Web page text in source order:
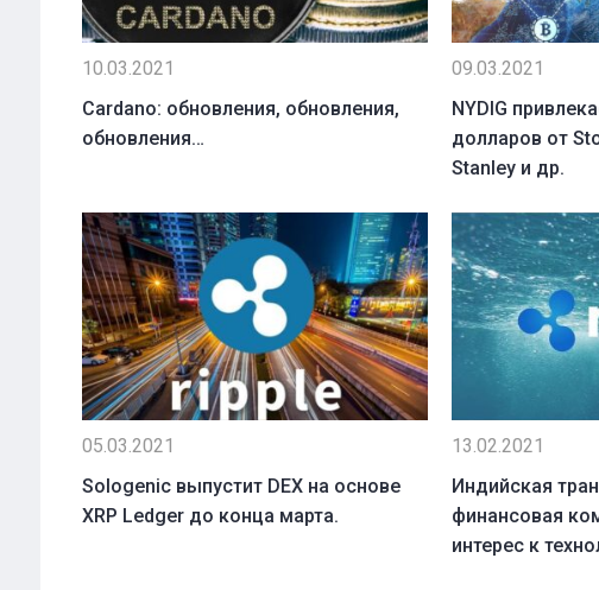
10.03.2021
Cardano: обновления, обновления,
обновления…
09.03.2021
NYDIG
долларов от
Stanley и др.
05.03.2021
Sologenic выпустит DEX на основе
XRP Ledger до конца марта.
13.02.2021
Индийская
финансовая
интерес к